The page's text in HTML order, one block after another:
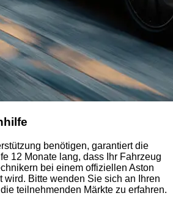
benötigen, garantiert die
12 Monate lang, dass Ihr Fahrzeug
bei einem offiziellen Aston
wird. Bitte wenden Sie sich an Ihren
teilnehmenden Märkte zu erfahren.